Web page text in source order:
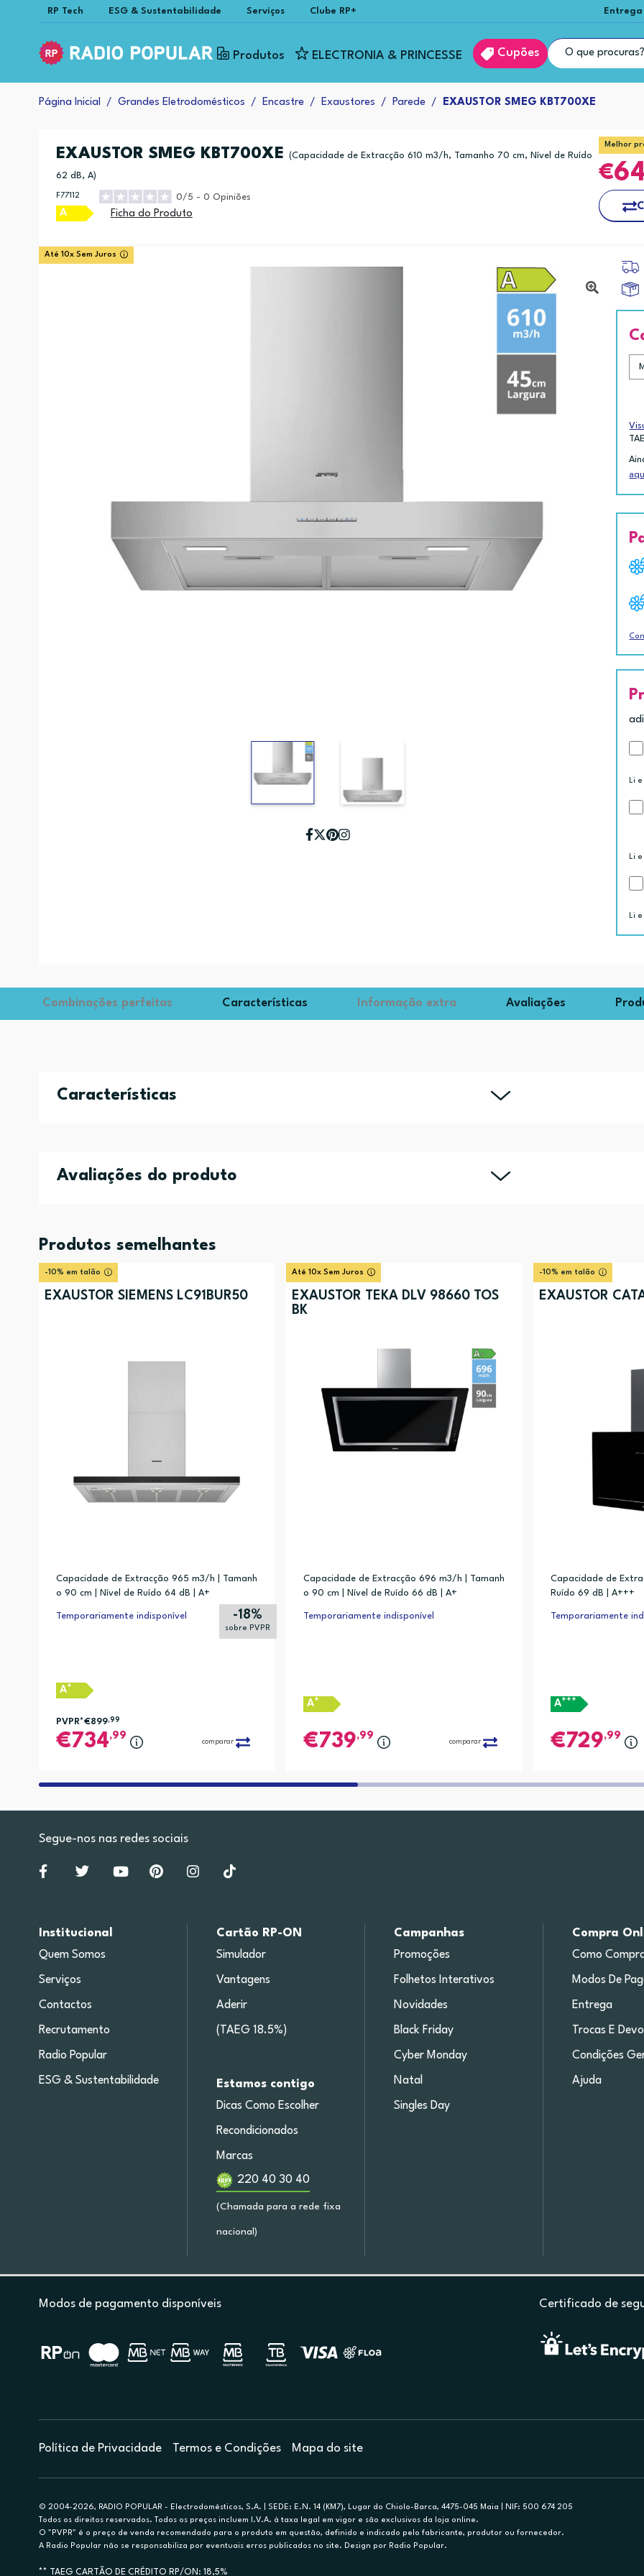
RP Tech ESG & Sustentabilidade Serviços Clube RP+
Produtos ELECTRONIA & PRINCESSE Cupões
Página Inicial Grandes Eletrodomésticos Encastre Exaustores Parede EXAUSTOR SMEG KBT700XE
EXAUSTOR SMEG KBT700XE (Capacidade de Extracção 610 m3/h, Tamanho 70 cm, Nível de Ruído
62 dB, A)
F77112 0/5 - 0 Opiniões
A Ficha do Produto
Melhor
Até 10x Sem Juros
Li
Li
Li
Combinações perfeitas Características Informação extra Avaliações
Características
Avaliações do produto
Produtos semelhantes
-10% em talão
EXAUSTOR SIEMENS LC91BUR50
Capacidade de Extracção 965 m3/h | Tamanh
o 90 cm | Nível de Ruído 64 dB | A+
Temporariamente indisponível -18%
sobre PVPR
A+
PVPR*€899,99
734,99
comparar
Até 10x Sem Juros
EXAUSTOR TEKA DLV 98660 TOS
BK
Capacidade de Extracção 696 m3/h | Tamanh
o 90 cm | Nível de Ruído 66 dB | A+
Temporariamente indisponível
A+
739,99
comparar
-10% em talão
EXAUSTOR
Capacidade de
Ruído 69 dB | A+++
Temporariamente
A+++
729,99
Segue-nos nas redes sociais
Institucional
Quem Somos
Serviços
Contactos
Recrutamento
Radio Popular
ESG & Sustentabilidade
Cartão RP-ON
Simulador
Vantagens
Aderir
(TAEG 18.5%)
Estamos contigo
Dicas Como Escolher
Recondicionados
Marcas
220 40 30 40
(Chamada para a rede fixa
nacional)
Campanhas
Promoções
Folhetos Interativos
Novidades
Black Friday
Cyber Monday
Natal
Singles Day
Compra
Como
Modos De
Entrega
Trocas E
Condições
Ajuda
Modos de pagamento disponíveis Certificado de
Política de Privacidade Termos e Condições Mapa do site
© 2004-2026, RADIO POPULAR - Electrodomésticos, S.A. | SEDE: E.N. 14 (KM7), Lugar do Chiolo-Barca, 4475-045 Maia | NIF: 500 674 205
Todos os direitos reservados. Todos os preços incluem I.V.A. à taxa legal em vigor e são exclusivos da loja online.
O "PVPR" é o preço de venda recomendado para o produto em questão, definido e indicado pelo fabricante, produtor ou fornecedor.
A Radio Popular não se responsabiliza por eventuais erros publicados no site. Design por Radio Popular.
** TAEG CARTÃO DE CRÉDITO RP/ON: 18,5%